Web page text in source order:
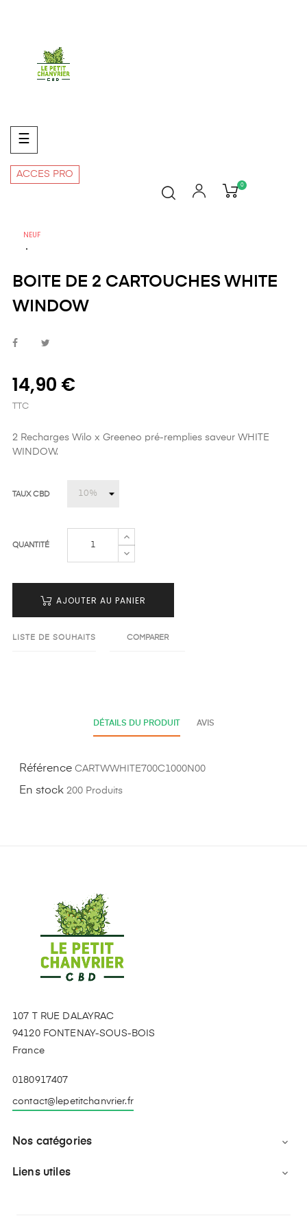
Basculer
la
navigation
☰
0
ACCES PRO
NEUF
BOITE DE 2 CARTOUCHES WHITE
WINDOW
14,90 €
TTC
2 Recharges Wilo x Greeneo pré-remplies saveur WHITE
WINDOW.
TAUX CBD
QUANTITÉ
AJOUTER AU PANIER
LISTE DE SOUHAITS COMPARER
DÉTAILS DU PRODUIT AVIS
Référence CARTWWHITE700C1000N00
En stock 200 Produits
107 T RUE DALAYRAC
94120 FONTENAY-SOUS-BOIS
France
0180917407
contact@lepetitchanvrier.fr
Nos catégories 
Liens utiles 